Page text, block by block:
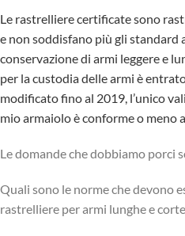
Le rastrelliere certificate sono
e non soddisfano più gli standard
conservazione di armi leggere e
per la custodia delle armi è
modificato fino al 2019, l’unico
mio armaiolo è conforme o meno
Le domande che dobbiamo porci
Quali sono le norme che devono
rastrelliere per armi lunghe e